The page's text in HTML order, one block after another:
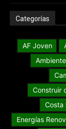
Categorías
AF Joven
Ambiente
Construir
Costa
Energías